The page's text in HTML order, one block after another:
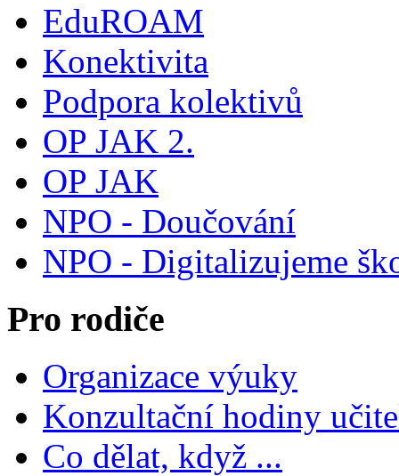
EduROAM
Konektivita
Podpora kolektivů
OP JAK 2.
OP JAK
NPO - Doučování
NPO - Digitalizujeme
Pro rodiče
Organizace výuky
Konzultační hodiny
Co dělat, když ...